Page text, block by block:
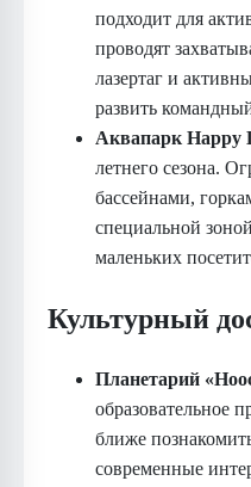
подходит для
проводят
лазертаг и
развить
Аквапарк Happy
летнего сезона.
бассейнами,
специальной
маленьких
Культурный
Планетарий
образовательное
ближе
современные